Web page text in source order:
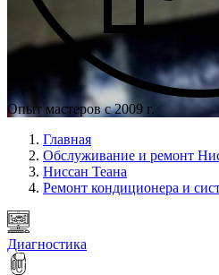
Опыт мастеров с 2009 г.
Главная
Обслуживание и ремонт
Ниссан Теана
Ремонт кондиционера и
Диагностика